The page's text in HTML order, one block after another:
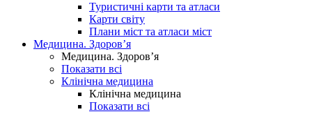
Туристичні карти та атласи
Карти світу
Плани міст та атласи міст
Медицина. Здоров’я
Медицина. Здоров’я
Показати всі
Клінічна медицина
Клінічна медицина
Показати всі